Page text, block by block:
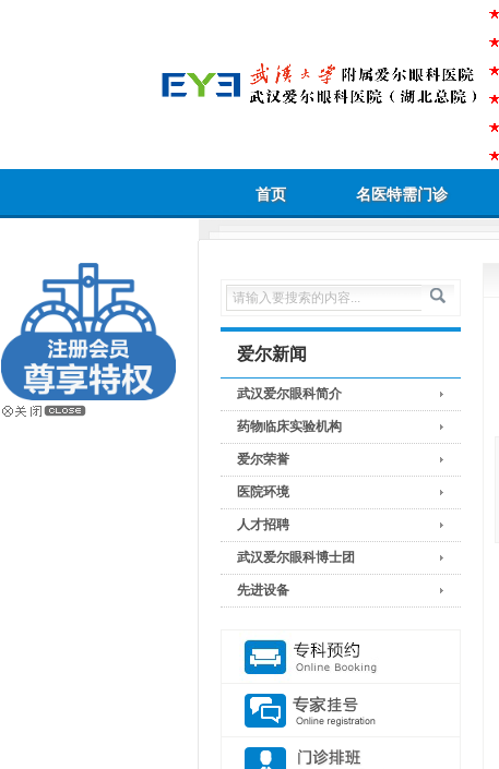
首页 名医特需门诊
爱尔新闻
武汉爱尔眼科简介
药物临床实验机构
爱尔荣誉
医院环境
人才招聘
武汉爱尔眼科博士团
先进设备